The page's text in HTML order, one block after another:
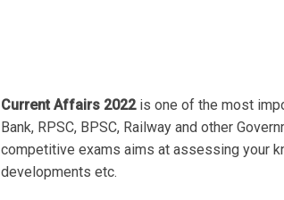
Current Affairs 2022is one of the most
Bank, RPSC, BPSC, Railway and other
competitive exams aims at assessing your
developments etc.